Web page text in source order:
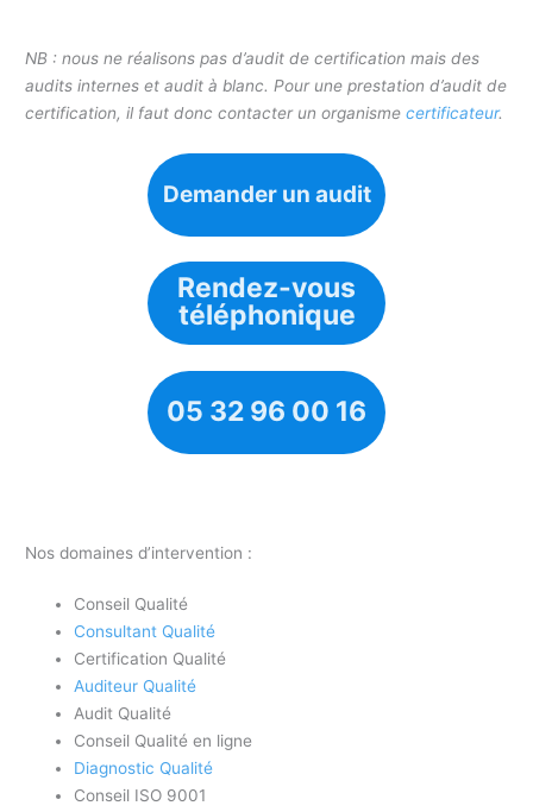
NB : nous ne réalisons pas d’audit de certification mais des
audits internes et audit à blanc. Pour une prestation d’audit de
certification, il faut donc contacter un organismecertificateur.
Demander un audit
Rendez-vous
téléphonique
05 32 96 00 16
Nos domaines d’intervention :
Conseil Qualité
Consultant Qualité
Certification Qualité
Auditeur Qualité
Audit Qualité
Conseil Qualité en ligne
Diagnostic Qualité
Conseil ISO 9001